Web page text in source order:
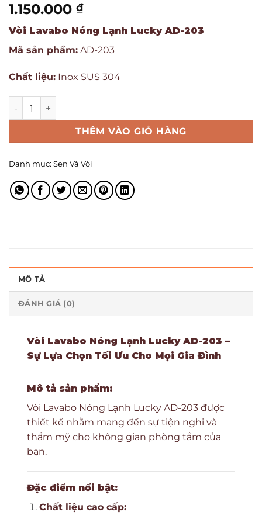
1.150.000 ₫
Vòi Lavabo Nóng Lạnh Lucky AD-203
Mã sản phẩm: AD-203
Chất liệu: Inox SUS 304
THÊM VÀO GIỎ HÀNG
Danh mục: Sen Và Vòi
MÔ TẢ
ĐÁNH GIÁ (0)
Vòi Lavabo Nóng Lạnh Lucky AD-203 –
Sự Lựa Chọn Tối Ưu Cho Mọi Gia Đình
Mô tả sản phẩm:
Vòi Lavabo Nóng Lạnh Lucky AD-203 được
thiết kế nhằm mang đến sự tiện nghi và
thẩm mỹ cho không gian phòng tắm của
bạn.
Đặc điểm nổi bật:
Chất liệu cao cấp: